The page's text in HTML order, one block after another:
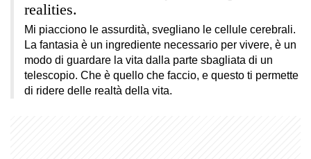
realities.
Mi piacciono le assurdità, svegliano le cellule cerebrali.
La fantasia è un ingrediente necessario per vivere, è un
modo di guardare la vita dalla parte sbagliata di un
telescopio. Che è quello che faccio, e questo ti permette
di ridere delle realtà della vita.